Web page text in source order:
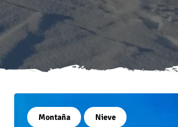
Montaña Nieve